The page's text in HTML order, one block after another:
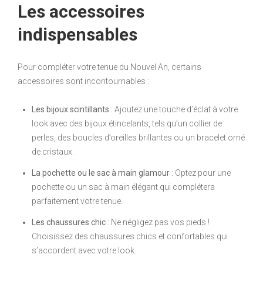
Les accessoires
indispensables
Pour compléter votre tenue du Nouvel An, certains
accessoires sont incontournables :
Les bijoux scintillants : Ajoutez une touche d’éclat à votre
look avec des bijoux étincelants, tels qu’un collier de
perles, des boucles d’oreilles brillantes ou un bracelet orné
de cristaux.
La pochette ou le sac à main glamour : Optez pour une
pochette ou un sac à main élégant qui complétera
parfaitement votre tenue.
Les chaussures chic : Ne négligez pas vos pieds !
Choisissez des chaussures chics et confortables qui
s’accordent avec votre look.